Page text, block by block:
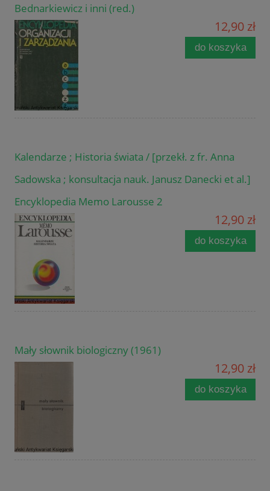
Bednarkiewicz i inni (red.)
12,90 zł
do koszyka
Kalendarze ; Historia świata / [przekł. z fr. Anna
Sadowska ; konsultacja nauk. Janusz Danecki et al.]
Encyklopedia Memo Larousse 2
12,90 zł
do koszyka
Mały słownik biologiczny (1961)
12,90 zł
do koszyka